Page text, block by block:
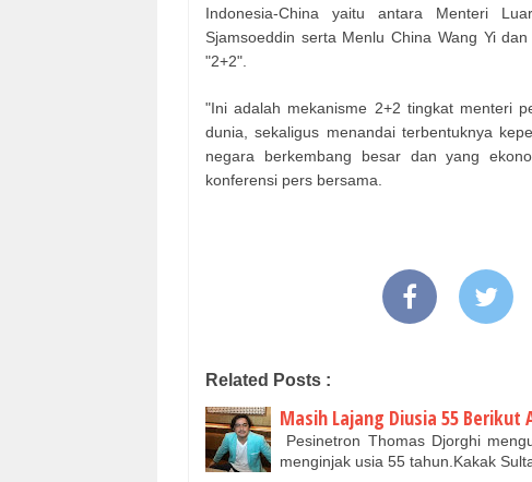
Indonesia-China yaitu antara Menteri
Sjamsoeddin serta Menlu China Wang Yi
"2+2".
"Ini adalah mekanisme 2+2 tingkat menteri
dunia, sekaligus menandai terbentuknya
negara berkembang besar dan yang
konferensi pers bersama.
Related Posts :
Masih Lajang Diusia 55 Berikut
Pesinetron Thomas Djorghi
menginjak usia 55 tahun.Kakak